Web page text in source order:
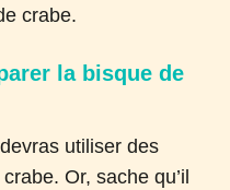
crabe.
la bisque de
utiliser des
Or, sache qu’il